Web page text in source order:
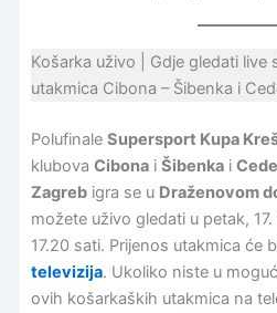
Košarka uživo | Gdje gledati live
utakmica Cibona – Šibenka i
Polufinale Supersport Kupa
klubova Cibonai Šibenkai
Zagrebigra se u Draženovom
možete uživo gledati u petak,
17.20 sati. Prijenos utakmica će
televizija. Ukoliko niste u
ovih košarkaških utakmica na